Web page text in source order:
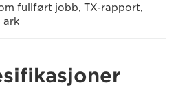
fullført jobb, TX-rapport,
ark